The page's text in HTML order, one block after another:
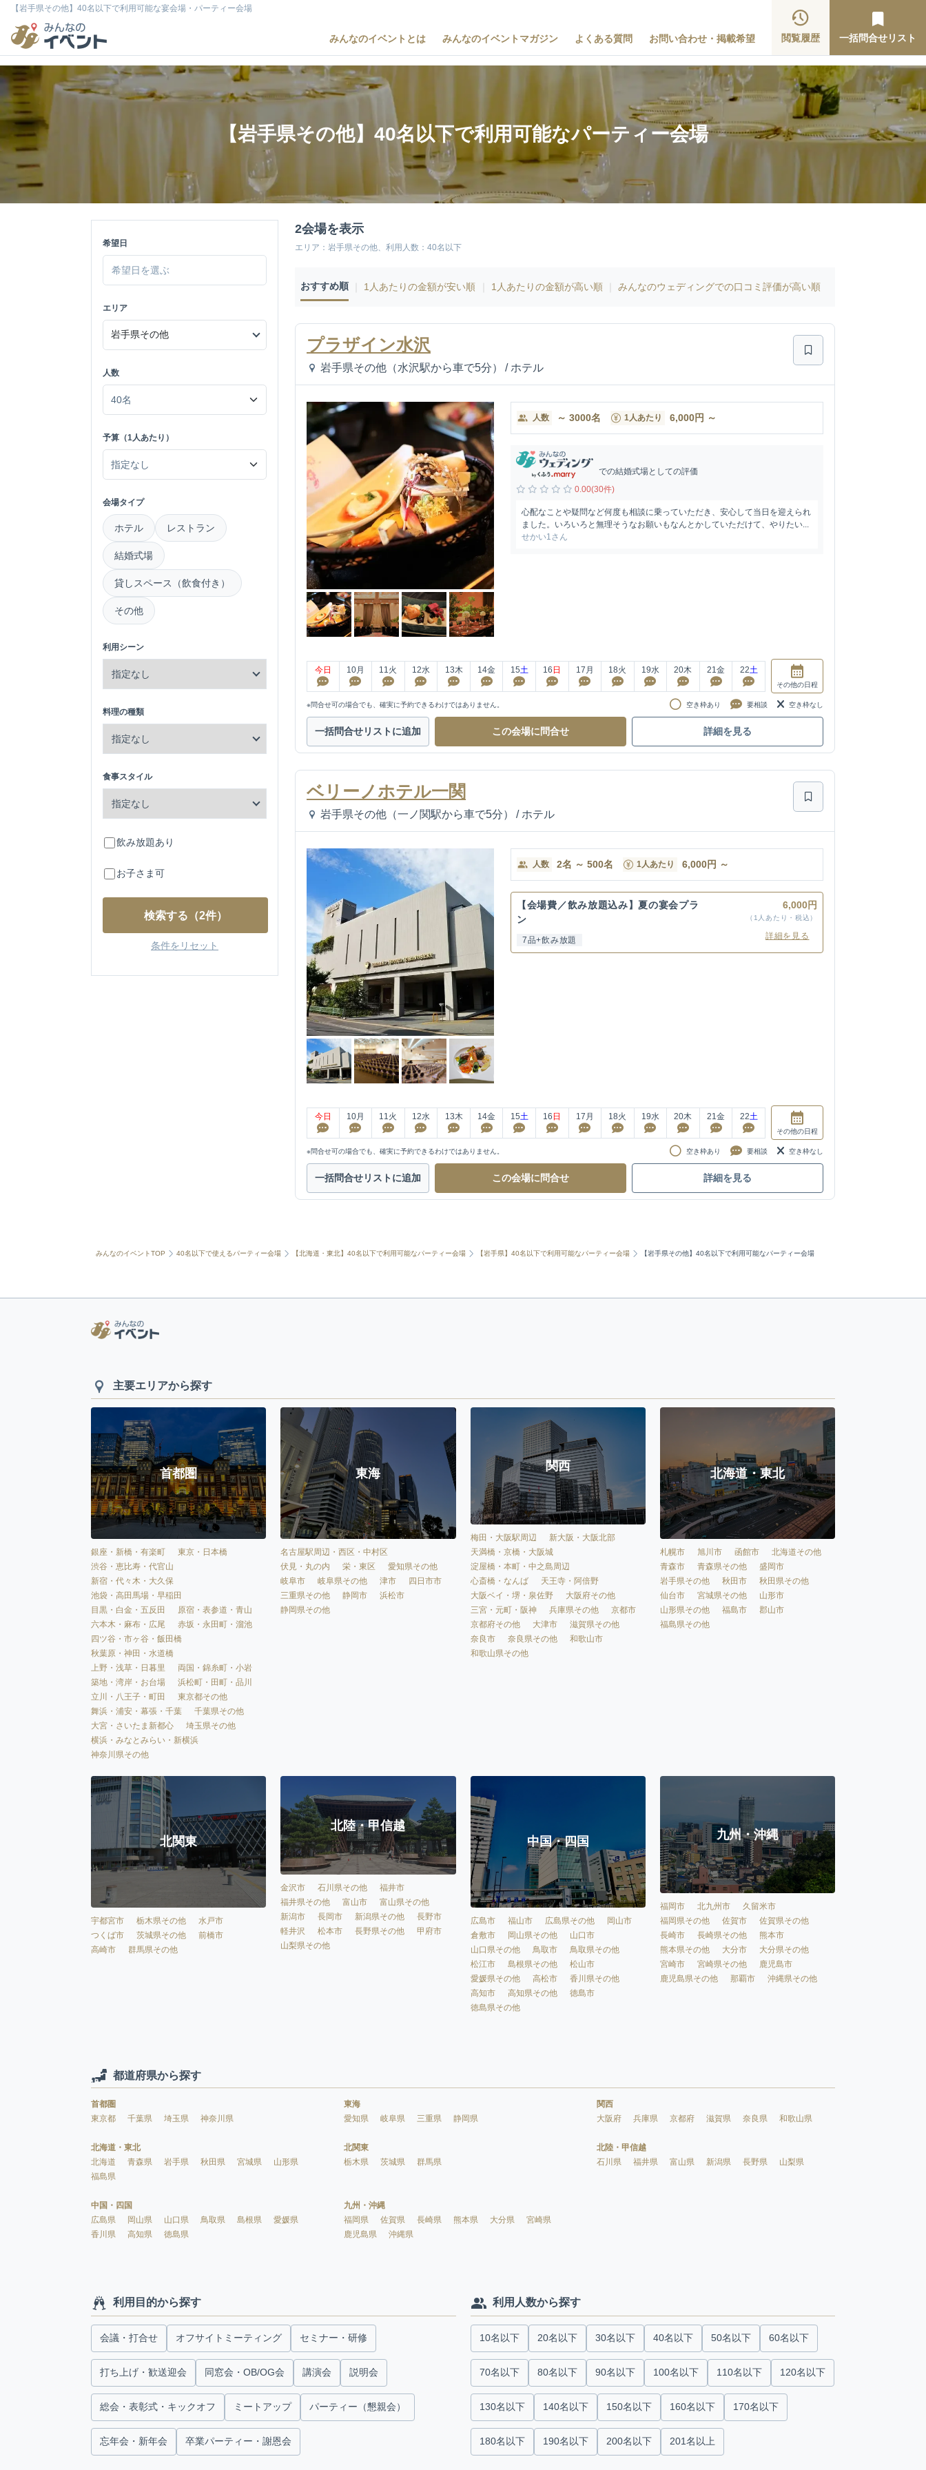
【岩手県その他】40名以下で利用可能な宴会場・パーティー会場
みんなのイベントとは みんなのイベントマガジン よくある質問 お問い合わせ・掲載希望 閲覧履歴 一括問合せリスト
【岩手県その他】40名以下で利用可能なパーティー会場
希望日
エリア
人数
予算（1人あたり）
会場タイプ
ホテル レストラン
結婚式場
貸しスペース（飲食付き）
その他
利用シーン
料理の種類
食事スタイル
飲み放題あり
お子さま可
検索する （2件）
条件をリセット
2会場を表示
エリア：岩手県その他、利用人数：40名以下
おすすめ順 1人あたりの金額が安い順 1人あたりの金額が高い順 みんなのウェディングでの口コミ評価が高い順
プラザイン水沢
岩手県その他（水沢駅から車で5分） / ホテル
人数 ～ 3000名 1人あたり 6,000円 ～
での結婚式場としての評価
0.00(30件)
心配なことや疑問など何度も相談に乗っていただき、安心して当日を迎えられ
ました。いろいろと無理そうなお願いもなんとかしていただけて、やりたい...
せかい1さん
今日 10月 11 火 12水 13木 14金 15土 16 日 17 月 18火 19水 20木 21金 22土
その他の日程
※問合せ可の場合でも、確実に予約できるわけではありません。 空き枠あり 要相談 空き枠なし
一括問合せリストに追加 この会場に問合せ 詳細を見る
ベリーノホテル一関
岩手県その他（一ノ関駅から車で5分） / ホテル
人数 2名 ～ 500名 1人あたり 6,000円 ～
【会場費／飲み放題込み】夏の宴会プラ
ン
7品+飲み放題
6,000円
（1人あたり・税込）
詳細を見る
今日 10月 11 火 12水 13木 14金 15土 16 日 17 月 18火 19水 20木 21金 22土
その他の日程
※問合せ可の場合でも、確実に予約できるわけではありません。 空き枠あり 要相談 空き枠なし
一括問合せリストに追加 この会場に問合せ 詳細を見る
みんなのイベントTOP 40名以下で使えるパーティー会場 【北海道・東北】40名以下で利用可能なパーティー会場 【岩手県】40名以下で利用可能なパーティー会場 【岩手県その他】40名以下で利用可能なパーティー会場
主要エリアから探す
首都圏
銀座・新橋・有楽町
東京・日本橋
渋谷・恵比寿・代官山
新宿・代々木・大久保
池袋・高田馬場・早稲田
目黒・白金・五反田
原宿・表参道・青山
六本木・麻布・広尾
赤坂・永田町・溜池
四ツ谷・市ヶ谷・飯田橋
秋葉原・神田・水道橋
上野・浅草・日暮里
両国・錦糸町・小岩
築地・湾岸・お台場
浜松町・田町・品川
立川・八王子・町田
東京都その他
舞浜・浦安・幕張・千葉
千葉県その他
大宮・さいたま新都心
埼玉県その他
横浜・みなとみらい・新横浜
神奈川県その他
東海
名古屋駅周辺・西区・中村区
伏見・丸の内
栄・東区
愛知県その他
岐阜市
岐阜県その他 津市
四日市市
三重県その他
静岡市
浜松市
静岡県その他
関西
梅田・大阪駅周辺
新大阪・大阪北部
天満橋・京橋・大阪城
淀屋橋・本町・中之島周辺
心斎橋・なんば
天王寺・阿倍野
大阪ベイ・堺・泉佐野
大阪府その他
三宮・元町・阪神
兵庫県その他
京都市
京都府その他
大津市
滋賀県その他
奈良市
奈良県その他
和歌山市
和歌山県その他
北海道・東北
札幌市 旭川市 函館市
北海道その他
青森市
青森県その他
盛岡市
岩手県その他
秋田市
秋田県その他
仙台市
宮城県その他
山形市
山形県その他
福島市
郡山市
福島県その他
北関東
宇都宮市 栃木県その他
水戸市
つくば市
茨城県その他
前橋市
高崎市
群馬県その他
北陸・甲信越
金沢市 石川県その他
福井市
福井県その他
富山市
富山県その他
新潟市
長岡市 新潟県その他
長野市
軽井沢
松本市 長野県その他
甲府市
山梨県その他
中国・四国
広島市 福山市 広島県その他
岡山市
倉敷市
岡山県その他
山口市
山口県その他
鳥取市
鳥取県その他
松江市
島根県その他
松山市
愛媛県その他
高松市
香川県その他
高知市
高知県その他
徳島市
徳島県その他
九州・沖縄
福岡市 北九州市
久留米市
福岡県その他
佐賀市
佐賀県その他
長崎市
長崎県その他
熊本市
熊本県その他
大分市
大分県その他
宮崎市
宮崎県その他
鹿児島市
鹿児島県その他
那覇市 沖縄県その他
都道府県から探す
首都圏
東京都
千葉県 埼玉県 神奈川県
東海
愛知県
岐阜県 三重県 静岡県
関西
大阪府
兵庫県 京都府 滋賀県 奈良県 和歌山県
北海道・東北
北海道
青森県 岩手県 秋田県 宮城県
山形県
福島県
北関東
栃木県
茨城県 群馬県
北陸・甲信越
石川県
福井県 富山県 新潟県 長野県 山梨県
中国・四国
広島県
岡山県 山口県 鳥取県 島根県
愛媛県
香川県
高知県 徳島県
九州・沖縄
福岡県
佐賀県 長崎県 熊本県 大分県
宮崎県
鹿児島県
沖縄県
利用目的から探す
会議・打合せ オフサイトミーティング セミナー・研修
打ち上げ・歓送迎会 同窓会・OB/OG会 講演会 説明会
総会・表彰式・キックオフ ミートアップ パーティー（懇親会）
忘年会・新年会 卒業パーティー・謝恩会
利用人数から探す
10名以下 20名以下 30名以下 40名以下 50名以下 60名以下
70名以下 80名以下 90名以下 100名以下 110名以下 120名以下
130名以下 140名以下 150名以下 160名以下 170名以下
180名以下 190名以下 200名以下 201名以上